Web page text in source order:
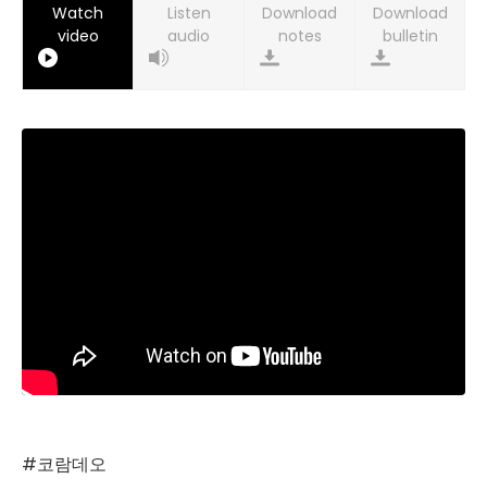
Watch
video
Listen
audio
Download
notes
Download
bulletin
#코람데오